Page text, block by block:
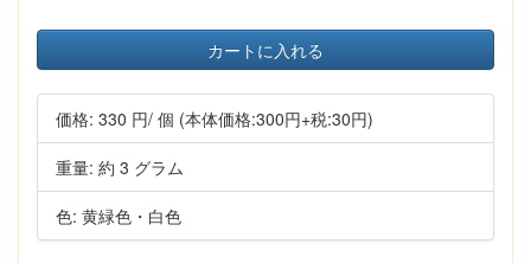
カートに入れる
価格: 330 円/ 個 (本体価格:300円+税:30円)
重量: 約 3 グラム
色: 黄緑色・白色